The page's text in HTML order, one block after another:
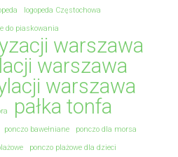
logopeda Częstochowa
do piaskowania
warszawa
warszawa
warszawa
pałka tonfa
ponczo bawełniane
ponczo dla morsa
ponczo plażowe dla dzieci